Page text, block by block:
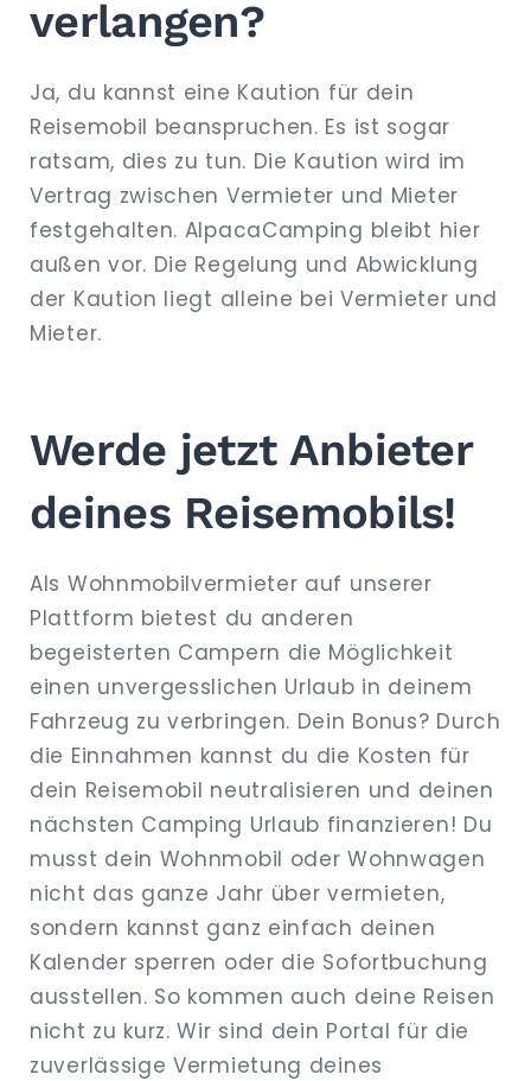
verlangen?
Ja, du kannst eine Kaution für dein
Reisemobil beanspruchen. Es ist sogar
ratsam, dies zu tun. Die Kaution wird im
Vertrag zwischen Vermieter und Mieter
festgehalten. AlpacaCamping bleibt hier
außen vor. Die Regelung und Abwicklung
der Kaution liegt alleine bei Vermieter und
Mieter.
Werde jetzt Anbieter
deines Reisemobils!
Als Wohnmobilvermieter auf unserer
Plattform bietest du anderen
begeisterten Campern die Möglichkeit
einen unvergesslichen Urlaub in deinem
Fahrzeug zu verbringen. Dein Bonus? Durch
die Einnahmen kannst du die Kosten für
dein Reisemobil neutralisieren und deinen
nächsten Camping Urlaub finanzieren! Du
musst dein Wohnmobil oder Wohnwagen
nicht das ganze Jahr über vermieten,
sondern kannst ganz einfach deinen
Kalender sperren oder die Sofortbuchung
ausstellen. So kommen auch deine Reisen
nicht zu kurz. Wir sind dein Portal für die
zuverlässige Vermietung deines